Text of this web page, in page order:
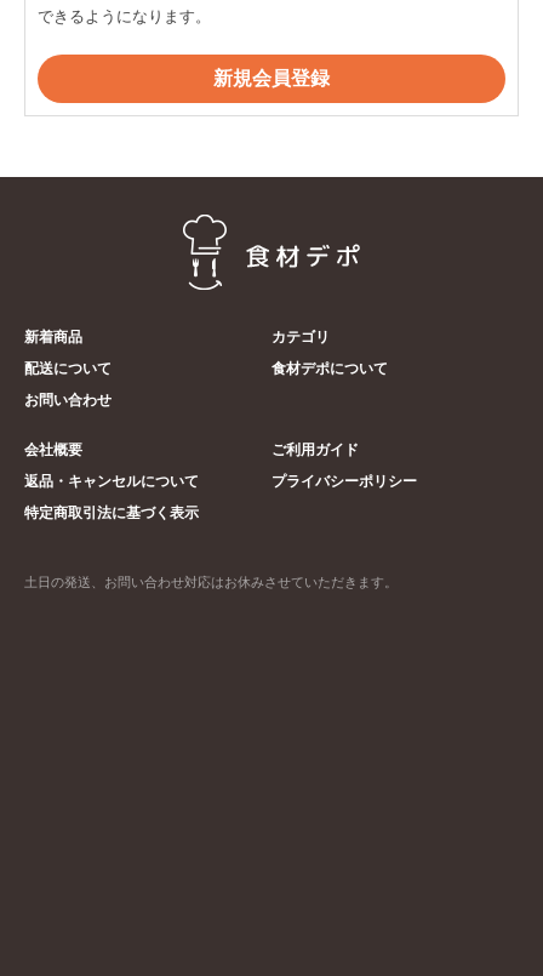
できるようになります。
新着商品
カテゴリ
配送について
食材デポについて
お問い合わせ
会社概要
ご利用ガイド
返品・キャンセルについて
プライバシーポリシー
特定商取引法に基づく表示
土日の発送、お問い合わせ対応はお休みさせていただきます。